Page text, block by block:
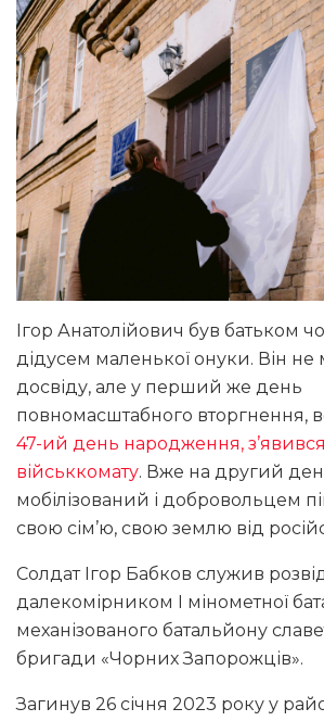
Ігор Анатолійович був батьком
дідусем маленької онуки. Він не
досвіду, але у перший же день
повномасштабного вторгнення,
47-ий день народження,
військкомату. Вже на другий
мобілізований і добровольцем
свою сім’ю, свою землю від
Солдат Ігор Бабков служив
далекомірником І мінометної
механізованого батальйону
бригади «Чорних Запорожців».
Загинув 26 січня 2023 року у